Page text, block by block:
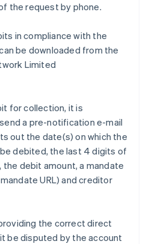
the request by phone.
in compliance with the
be downloaded from the
Limited
for collection, it is
a pre-notification e-mail
out the date(s) on which the
debited, the last 4 digits of
debit amount, a mandate
URL) and creditor
the correct direct
be disputed by the account